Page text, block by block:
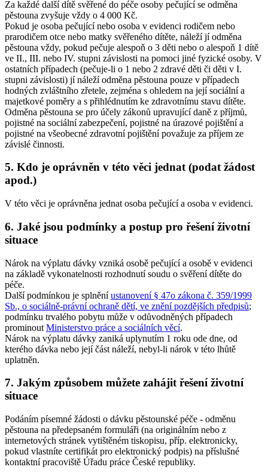
Za každé další dítě svěřené do péče osoby pečující se odměna
pěstouna zvyšuje vždy o 4 000 Kč.
Pokud je osoba pečující nebo osoba v evidenci rodičem nebo
prarodičem otce nebo matky svěřeného dítěte, náleží jí odměna
pěstouna vždy, pokud pečuje alespoň o 3 děti nebo o alespoň 1 dítě
ve II., III. nebo IV. stupni závislosti na pomoci jiné fyzické osoby. V
ostatních případech (pečuje-li o 1 nebo 2 zdravé děti či děti v I.
stupni závislosti) jí náleží odměna pěstouna pouze v případech
hodných zvláštního zřetele, zejména s ohledem na její sociální a
majetkové poměry a s přihlédnutím ke zdravotnímu stavu dítěte.
Odměna pěstouna se pro účely zákonů upravující daně z příjmů,
pojistné na sociální zabezpečení, pojistné na úrazové pojištění a
pojistné na všeobecné zdravotní pojištění považuje za příjem ze
závislé činnosti.
5. Kdo je oprávněn v této věci jednat (podat žádost
apod.)
V této věci je oprávněna jednat osoba pečující a osoba v evidenci.
6. Jaké jsou podmínky a postup pro řešení životní
situace
Nárok na výplatu dávky vzniká osobě pečující a osobě v evidenci
na základě vykonatelnosti rozhodnutí soudu o svěření dítěte do
péče.
Další podmínkou je splněníustanovení § 47o zákona č. 359/1999
Sb., o sociálně-právní ochraně dětí, ve znění pozdějších předpisů;
podmínku trvalého pobytu může v odůvodněných případech
prominout Ministerstvo práce a sociálních věcí.
Nárok na výplatu dávky zaniká uplynutím 1 roku ode dne, od
kterého dávka nebo její část náleží, nebyl-li nárok v této lhůtě
uplatněn.
7. Jakým způsobem můžete zahájit řešení životní
situace
Podáním písemné žádosti o dávku pěstounské péče - odměnu
pěstouna na předepsaném formuláři (na originálním nebo z
internetových stránek vytištěném tiskopisu, příp. elektronicky,
pokud vlastníte certifikát pro elektronický podpis) na příslušné
kontaktní pracoviště Úřadu práce České republiky.